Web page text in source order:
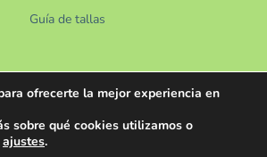
Guía de tallas
ofrecerte la mejor experiencia en
sobre qué cookies utilizamos o
ajustes.